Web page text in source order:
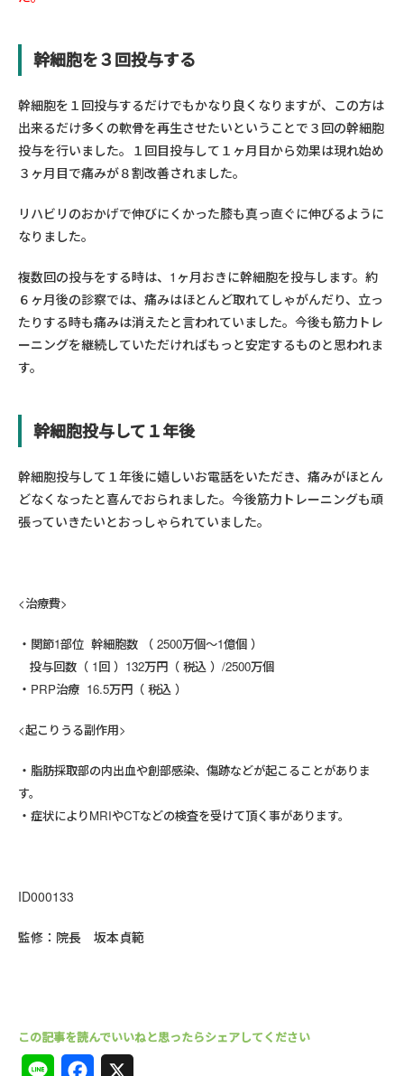
幹細胞を３回投与する
幹細胞を１回投与するだけでもかなり良くなりますが、この方は
出来るだけ多くの軟骨を再生させたいということで３回の幹細胞
投与を行いました。１回目投与して１ヶ月目から効果は現れ始め
３ヶ月目で痛みが８割改善されました。
リハビリのおかげで伸びにくかった膝も真っ直ぐに伸びるように
なりました。
複数回の投与をする時は、1ヶ月おきに幹細胞を投与します。約
６ヶ月後の診察では、痛みはほとんど取れてしゃがんだり、立っ
たりする時も痛みは消えたと言われていました。今後も筋力トレ
ーニングを継続していただければもっと安定するものと思われま
す。
幹細胞投与して１年後
幹細胞投与して１年後に嬉しいお電話をいただき、痛みがほとん
どなくなったと喜んでおられました。今後筋力トレーニングも頑
張っていきたいとおっしゃられていました。
<治療費>
関節1部位 幹細胞数 （ 2500万個～1億個 ）
投与回数（ 1回 ）132万円（ 税込 ）/2500万個
PRP治療 16.5万円（ 税込 ）
<起こりうる副作用>
脂肪採取部の内出血や創部感染、傷跡などが起こることがありま
す。
症状によりMRIやCTなどの検査を受けて頂く事があります。
ID000133
監修：院長 坂本貞範